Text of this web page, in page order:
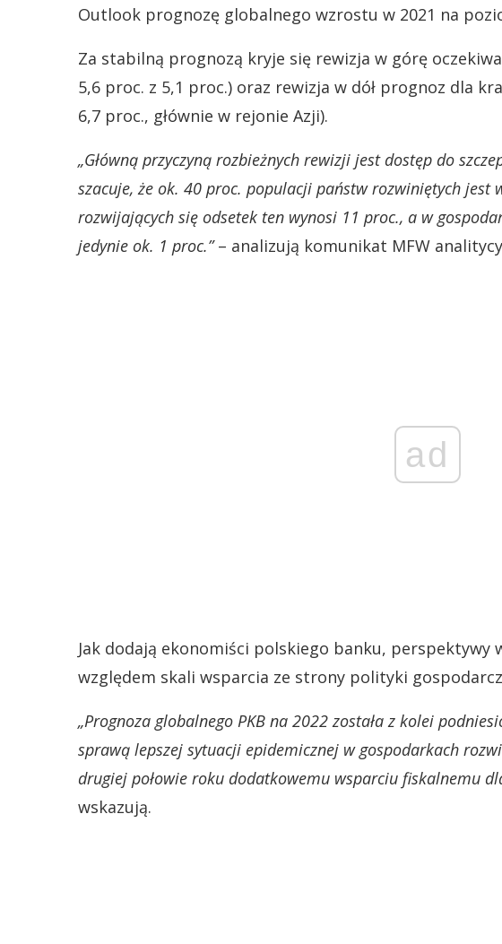
Outlook prognozę globalnego wzrostu w 2021 na
Za stabilną prognozą kryje się rewizja w górę
5,6 proc. z 5,1 proc.) oraz rewizja w dół prognoz dla
6,7 proc., głównie w rejonie Azji).
„Główną przyczyną rozbieżnych rewizji jest dostęp do
szacuje, że ok. 40 proc. populacji państw rozwiniętych jest
rozwijających się odsetek ten wynosi 11 proc., a w
jedynie ok. 1 proc.”– analizują komunikat MFW analitycy
ad
Jak dodają ekonomiści polskiego banku, perspektywy
względem skali wsparcia ze strony polityki
„Prognoza globalnego PKB na 2022 została z kolei
sprawą lepszej sytuacji epidemicznej w gospodarkach
drugiej połowie roku dodatkowemu wsparciu fiskalnemu
wskazują.